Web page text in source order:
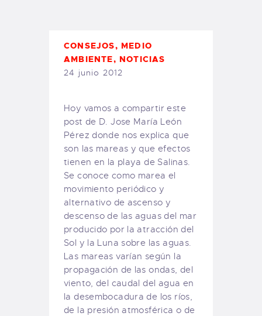
PEDIDOS
CONSEJOS, MEDIO
AMBIENTE, NOTICIAS
24 junio 2012
Hoy vamos a compartir este
post de D. Jose María León
Pérez donde nos explica que
son las mareas y que efectos
tienen en la playa de Salinas.
Se conoce como marea el
movimiento periódico y
alternativo de ascenso y
descenso de las aguas del mar
producido por la atracción del
Sol y la Luna sobre las aguas.
Las mareas varían según la
propagación de las ondas, del
viento, del caudal del agua en
la desembocadura de los ríos,
de la presión atmosférica o de